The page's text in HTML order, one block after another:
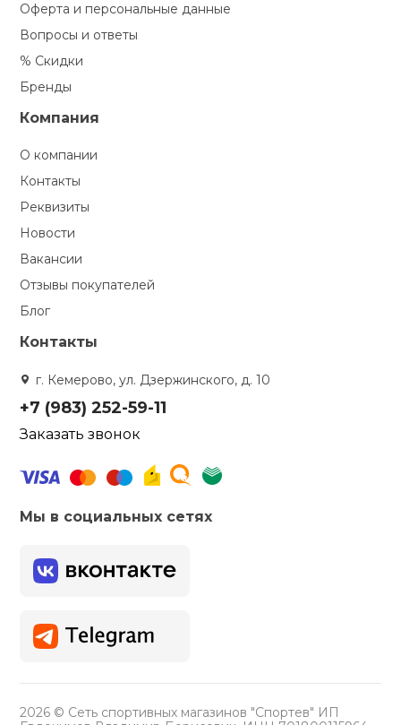
Оферта и персональные данные
Вопросы и ответы
% Скидки
Бренды
Компания
О компании
Контакты
Реквизиты
Новости
Вакансии
Отзывы покупателей
Блог
Контакты
г. Кемерово, ул. Дзержинского, д. 10
+7 (983) 252-59-11
Заказать звонок
Мы в социальных сетях
2026 © Сеть спортивных магазинов "Спортев" ИП